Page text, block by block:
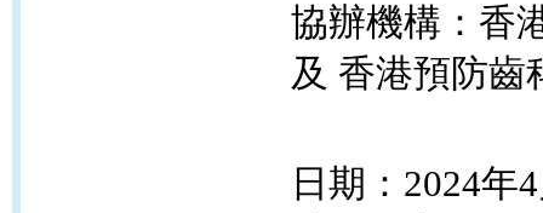
協辦機構：香
及 香港預防齒
日期：2024年